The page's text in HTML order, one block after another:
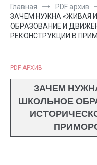
Главная
PDF архив
ЗАЧЕМ НУЖНА «ЖИВАЯ
ОБРАЗОВАНИЕ И
РЕКОНСТРУКЦИИ В
PDF АРХИВ
ЗАЧЕМ
ШКОЛЬНОЕ